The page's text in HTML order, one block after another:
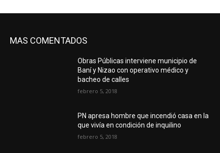
MAS COMENTADOS
Obras Públicas interviene municipio de
Baní y Nizao con operativo médico y
bacheo de calles
febrero 5, 2018
PN apresa hombre que incendió casa en la
que vivía en condición de inquilino
febrero 5, 2018